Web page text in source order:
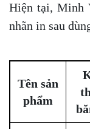
Hiện tại, Minh
nhãn in sau
Tên sản
phẩm